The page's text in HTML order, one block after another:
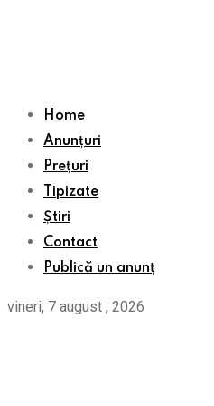
Home
Anunțuri
Prețuri
Tipizate
Știri
Contact
Publică un anunț
vineri, 7 august , 2026